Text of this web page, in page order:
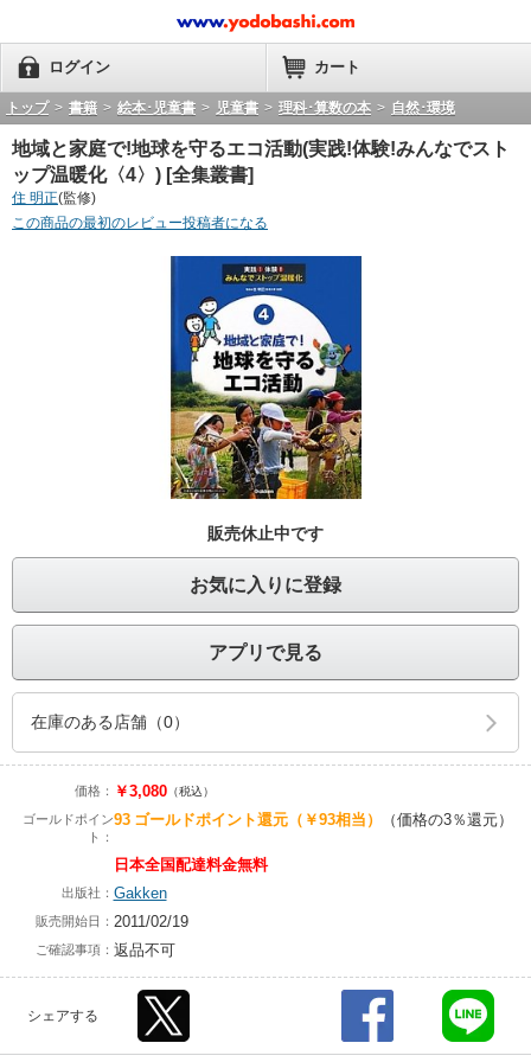
ログイン カート
トップ > 書籍 > 絵本･児童書 > 児童書 > 理科･算数の本 > 自然･環境
地域と家庭で!地球を守るエコ活動(実践!体験!みんなでスト
ップ温暖化〈4〉) [全集叢書]
住 明正(監修)
この商品の最初のレビュー投稿者になる
販売休止中です
お気に入りに登録
アプリで見る
在庫のある店舗（0）
価格： ￥3,080（税込）
ゴールドポイン
ト：
93 ゴールドポイント還元（￥93相当） （価格の3％還元）
日本全国配達料金無料
出版社： Gakken
販売開始日： 2011/02/19
ご確認事項： 返品不可
シェアする